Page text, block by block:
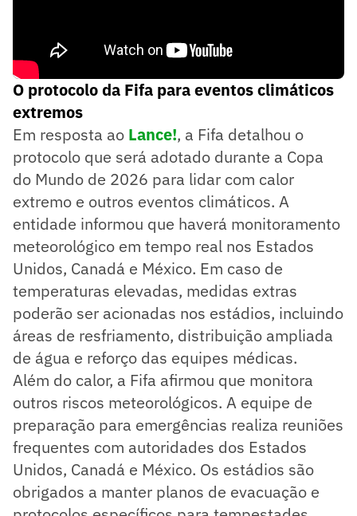
O protocolo da Fifa para eventos climáticos
extremos
Em resposta ao Lance!, a Fifa detalhou o
protocolo que será adotado durante a Copa
do Mundo de 2026 para lidar com calor
extremo e outros eventos climáticos. A
entidade informou que haverá monitoramento
meteorológico em tempo real nos Estados
Unidos, Canadá e México. Em caso de
temperaturas elevadas, medidas extras
poderão ser acionadas nos estádios, incluindo
áreas de resfriamento, distribuição ampliada
de água e reforço das equipes médicas.
Além do calor, a Fifa afirmou que monitora
outros riscos meteorológicos. A equipe de
preparação para emergências realiza reuniões
frequentes com autoridades dos Estados
Unidos, Canadá e México. Os estádios são
obrigados a manter planos de evacuação e